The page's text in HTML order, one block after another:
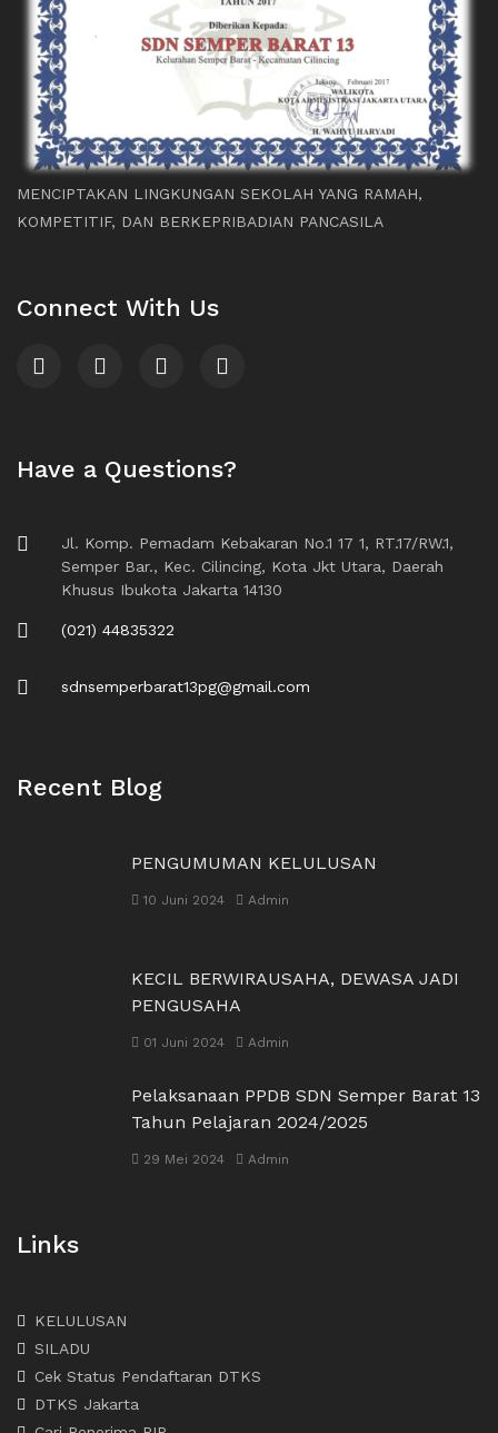
MENCIPTAKAN LINGKUNGAN SEKOLAH YANG RAMAH,
KOMPETITIF, DAN BERKEPRIBADIAN PANCASILA
Connect With Us
Have a Questions?
Jl. Komp. Pemadam Kebakaran No.1 17 1, RT.17/RW.1,
Semper Bar., Kec. Cilincing, Kota Jkt Utara, Daerah
Khusus Ibukota Jakarta 14130
(021) 44835322
sdnsemperbarat13pg@gmail.com
Recent Blog
PENGUMUMAN KELULUSAN
10 Juni 2024 Admin
KECIL BERWIRAUSAHA, DEWASA JADI
PENGUSAHA
01 Juni 2024 Admin
Pelaksanaan PPDB SDN Semper Barat 13
Tahun Pelajaran 2024/2025
29 Mei 2024 Admin
Links
KELULUSAN
SILADU
Cek Status Pendaftaran DTKS
DTKS Jakarta